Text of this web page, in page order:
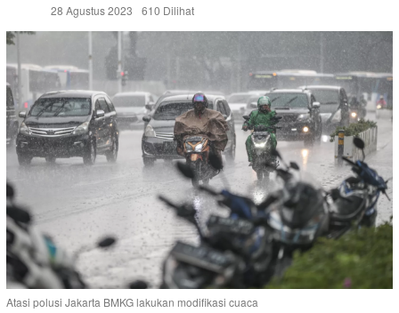
28 Agustus 2023
610 Dilihat
Atasi polusi Jakarta BMKG lakukan modifikasi cuaca